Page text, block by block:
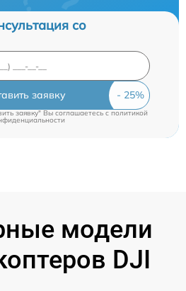
со
заявку
заявку" Вы соглашаетесь c политикой
модели
DJI